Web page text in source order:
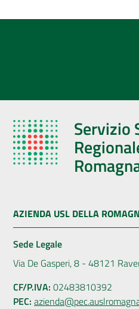
Servizio
AZIENDA USL DELLA
Sede Legale
Via De Gasperi, 8 - 48121
CF/P.IVA: 02483810392
PEC: